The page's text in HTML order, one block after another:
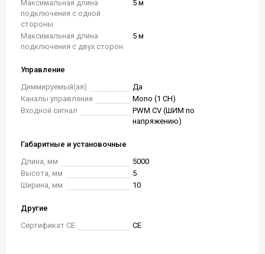
Максимальная длина
подключения с одной
стороны
5 м
Максимальная длина
подключения с двух сторон
5 м
Управление
Диммируемый(ая)
Да
Каналы управления
Mono (1 CH)
Входной сигнал
PWM СV (ШИМ по
напряжению)
Габаритные и установочные
Длина, мм
5000
Высота, мм
5
Ширина, мм
10
Другие
Сертификат CE
CE